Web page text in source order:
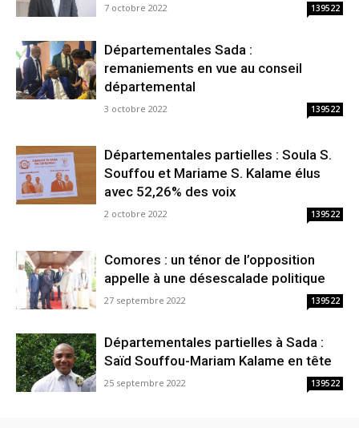
7 octobre 2022 139522
Départementales Sada :
remaniements en vue au conseil
départemental
3 octobre 2022 139522
Départementales partielles : Soula S.
Souffou et Mariame S. Kalame élus
avec 52,26% des voix
2 octobre 2022 139522
Comores : un ténor de l’opposition
appelle à une désescalade politique
27 septembre 2022 139522
Départementales partielles à Sada :
Saïd Souffou-Mariam Kalame en tête
25 septembre 2022 139522